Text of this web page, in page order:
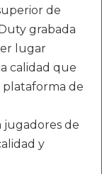
de
grabada
lugar
calidad que
de
jugadores de
y